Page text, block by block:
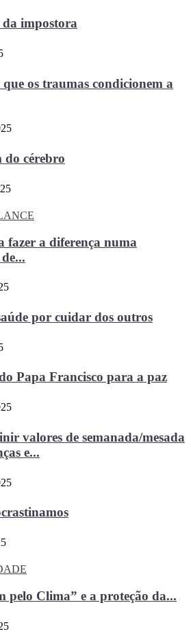
impostora
que os traumas condicionem a
do cérebro
fazer a diferença numa
por cuidar dos outros
Papa Francisco para a paz
valores de semanada/mesada
e...
pelo Clima” e a proteção da...